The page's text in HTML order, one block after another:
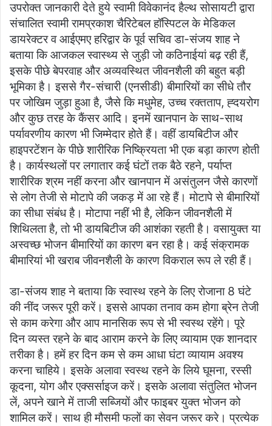
उपरोक्त जानकारी देते हुये स्वामी विवेकानंद हैल्थ सोसायटी द्वारा
संचालित स्वामी रामप्रकाश चैरिटेबल हॉस्पिटल के मेडिकल
डायरेक्टर व आईएमए हरिद्वार के पूर्व सचिव डा-संजय शाह ने
बताया कि आजकल स्वास्थ्य से जुड़ी जो कठिनाईयां बढ़ रही हैं,
इसके पीछे बेपरवाह और अव्यवस्थित जीवनशैली की बहुत बड़ी
भूमिका है। इससे गैर-संचारी (एनसीडी) बीमारियों का सीधे तौर
पर जोखिम जुड़ा हुआ है, जैसे कि मधुमेह, उच्च रक्तताप, ह्दयरोग
और कुछ तरह के कैंसर आदि। इनमें खानपान के साथ-साथ
पर्यावरणीय कारण भी जिम्मेदार होते हैं। वहीं डायबिटीज और
हाइपरटेंशन के पीछे शारीरिक निष्क्रियता भी एक बड़ा कारण होती
है। कार्यस्थलों पर लगातार कई घंटों तक बैठे रहने, पर्याप्त
शारीरिक श्रम नहीं करना और खानपान में असंतुलन जैसे कारणों
से लोग तेजी से मोटापे की जकड़ में आ रहे हैं। मोटापे से बीमारियों
का सीधा संबंध है। मोटापा नहीं भी है, लेकिन जीवनशैली में
शिथिलता है, तो भी डायबिटीज की आशंका रहती है। वसायुक्त या
अस्वच्छ भोजन बीमारियों का कारण बन रहा है। कई संक्रामक
बीमारियां भी खराब जीवनशैली के कारण विकराल रूप ले रही हैं।
डा-संजय शाह ने बताया कि स्वास्थ रहने के लिए रोजाना 8 घंटे
की नींद जरूर पूरी करें। इससे आपका तनाव कम होगा ब्रेन तेजी
से काम करेगा और आप मानसिक रूप से भी स्वस्थ रहेंगे। पूरे
दिन व्यस्त रहने के बाद आराम करने के लिए व्यायाम एक शानदार
तरीका है। हमें हर दिन कम से कम आधा घंटा व्यायाम अवश्य
करना चाहिये। इसके अलावा स्वस्थ रहने के लिये घूमना, रस्सी
कूदना, योग और एक्सर्साइज करें। इसके अलावा संतुलित भोजन
लें, अपने खाने में ताजी सब्जियों और फाइबर युक्त भोजन को
शामिल करें। साथ ही मौसमी फलों का सेवन जरूर करे। प्रत्येक